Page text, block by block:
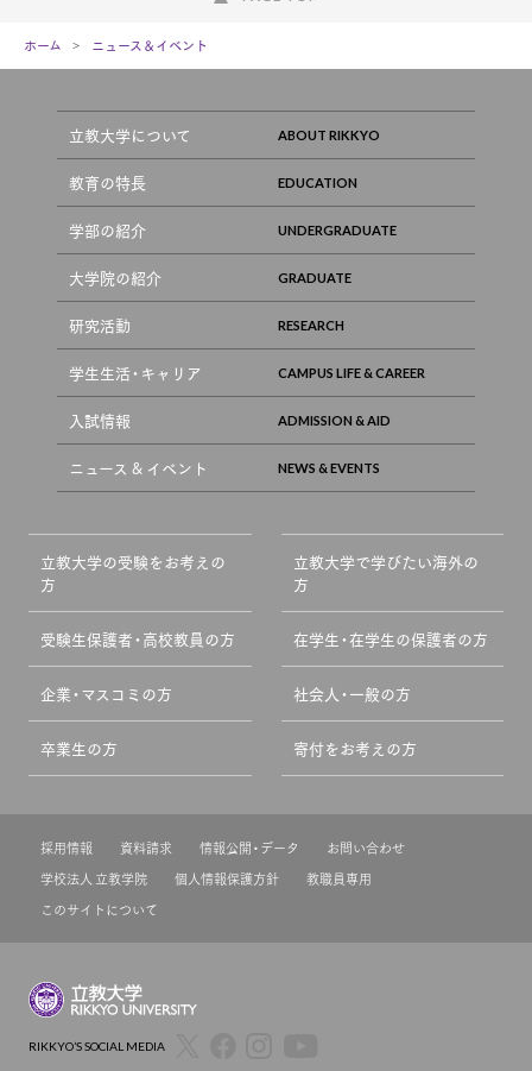
ホーム ニュース＆イベント
立教大学について
教育の特長
学部の紹介
大学院の紹介
研究活動
学生生活・キャリア
入試情報
ニュース & イベント
立教大学の受験をお考えの
方
立教大学で学びたい海外の
方
受験生保護者・高校教員の方 在学生・在学生の保護者の方
企業・マスコミの方 社会人・一般の方
卒業生の方 寄付をお考えの方
採用情報 資料請求 情報公開・データ
お問い合わせ
学校法人 立教学院
個人情報保護方針
教職員専用
このサイトについて
RIKKYO’S SOCIAL MEDIA